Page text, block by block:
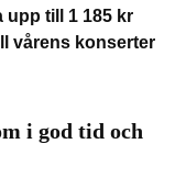
upp till 1 185 kr
vårens konserter
i god tid och